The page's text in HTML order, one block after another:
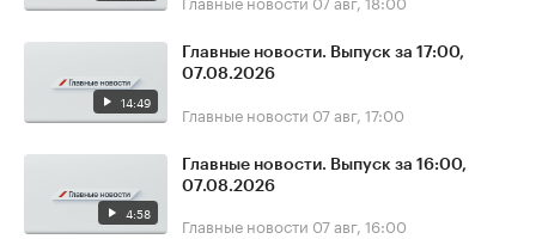
14:49
Главные новости. Выпуск за 17:00,
07.08.2026
Главные новости 07 авг, 17:00
4:58
Главные новости. Выпуск за 16:00,
07.08.2026
Главные новости 07 авг, 16:00